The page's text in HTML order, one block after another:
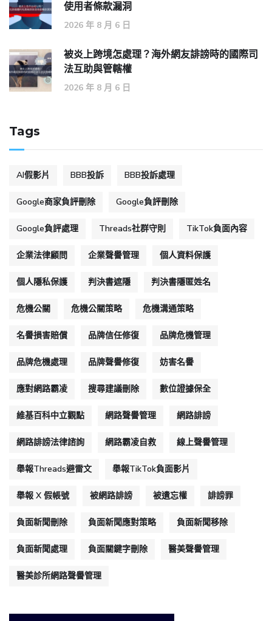
使用者條款漏洞
2026 年 8 月 6 日
被炎上跨境怎處理？海外網友誹謗時的國際司
法互助與管轄權
2026 年 8 月 6 日
Tags
AI假影片 BBB投訴 BBB投訴處理
Google商家負評刪除 Google負評刪除
Google負評處理 Threads社群守則 TikTok負面內容
企業法律顧問 企業聲譽管理 個人資料保護
個人隱私保護 判決書遮隱 判決書隱匿姓名
危機公關 危機公關策略 危機溝通策略
名譽損害賠償 品牌信任修復 品牌危機管理
品牌危機處理 品牌聲譽修復 妨害名譽
應對網路霸凌 搜尋建議刪除 數位證據保全
維基百科中立觀點 網路聲譽管理 網路誹謗
網路誹謗法律諮詢 網路霸凌自救 線上聲譽管理
舉報Threads避雷文 舉報TikTok負面影片
舉報 X 假帳號 被網路誹謗 被遺忘權 誹謗罪
負面新聞刪除 負面新聞應對策略 負面新聞移除
負面新聞處理 負面關鍵字刪除 醫美聲譽管理
醫美診所網路聲譽管理